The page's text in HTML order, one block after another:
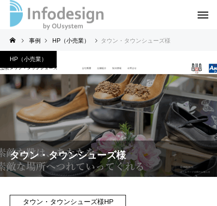
事例 HP（小売業） タウン・タウンシューズ様
タウン・タウンシューズ様
HP（小売業）
タウン・タウンシューズ様HP